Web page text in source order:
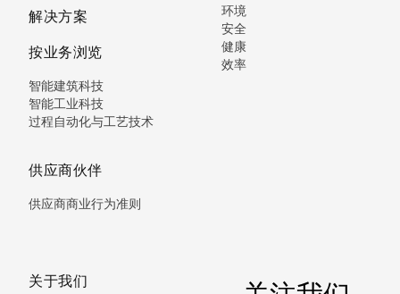
解决方案
按业务浏览
智能建筑科技
智能工业科技
过程自动化与工艺技术
供应商伙伴
供应商商业行为准则
环境
安全
健康
效率
关于我们